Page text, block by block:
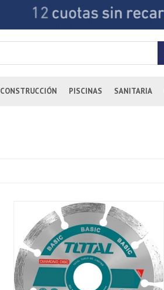
CONSTRUCCIÓN PISCINAS SANITARIA